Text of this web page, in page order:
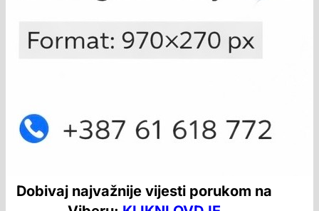
Dobivaj najvažnije vijesti porukom na